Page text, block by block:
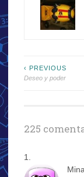
Navegación
‹ PREVIOUS
Deseo y poder
225